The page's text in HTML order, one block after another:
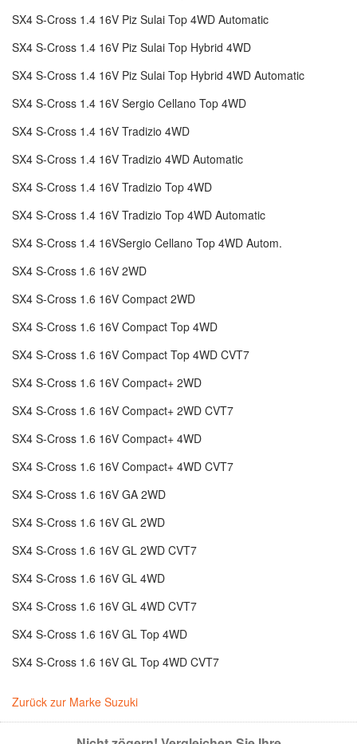
SX4 S-Cross 1.4 16V Piz Sulai Top 4WD Automatic
SX4 S-Cross 1.4 16V Piz Sulai Top Hybrid 4WD
SX4 S-Cross 1.4 16V Piz Sulai Top Hybrid 4WD Automatic
SX4 S-Cross 1.4 16V Sergio Cellano Top 4WD
SX4 S-Cross 1.4 16V Tradizio 4WD
SX4 S-Cross 1.4 16V Tradizio 4WD Automatic
SX4 S-Cross 1.4 16V Tradizio Top 4WD
SX4 S-Cross 1.4 16V Tradizio Top 4WD Automatic
SX4 S-Cross 1.4 16VSergio Cellano Top 4WD Autom.
SX4 S-Cross 1.6 16V 2WD
SX4 S-Cross 1.6 16V Compact 2WD
SX4 S-Cross 1.6 16V Compact Top 4WD
SX4 S-Cross 1.6 16V Compact Top 4WD CVT7
SX4 S-Cross 1.6 16V Compact+ 2WD
SX4 S-Cross 1.6 16V Compact+ 2WD CVT7
SX4 S-Cross 1.6 16V Compact+ 4WD
SX4 S-Cross 1.6 16V Compact+ 4WD CVT7
SX4 S-Cross 1.6 16V GA 2WD
SX4 S-Cross 1.6 16V GL 2WD
SX4 S-Cross 1.6 16V GL 2WD CVT7
SX4 S-Cross 1.6 16V GL 4WD
SX4 S-Cross 1.6 16V GL 4WD CVT7
SX4 S-Cross 1.6 16V GL Top 4WD
SX4 S-Cross 1.6 16V GL Top 4WD CVT7
Zurück zur Marke Suzuki